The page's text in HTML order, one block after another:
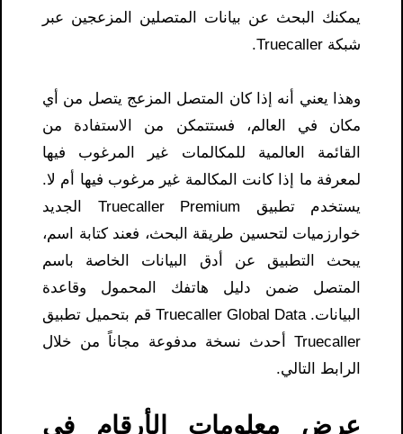
يمكنك البحث عن بيانات المتصلين المزعجين عبر
شبكة Truecaller.
وهذا يعني أنه إذا كان المتصل المزعج يتصل من أي
مكان في العالم، فستتمكن من الاستفادة من
القائمة العالمية للمكالمات غير المرغوب فيها
لمعرفة ما إذا كانت المكالمة غير مرغوب فيها أم لا.
يستخدم تطبيق Truecaller Premium الجديد
خوارزميات لتحسين طريقة البحث، فعند كتابة اسم،
يبحث التطبيق عن أدق البيانات الخاصة باسم
المتصل ضمن دليل هاتفك المحمول وقاعدة
البيانات. Truecaller Global Data قم بتحميل تطبيق
Truecaller أحدث نسخة مدفوعة مجاناً من خلال
الرابط التالي.
عرض معلومات الأرقام في